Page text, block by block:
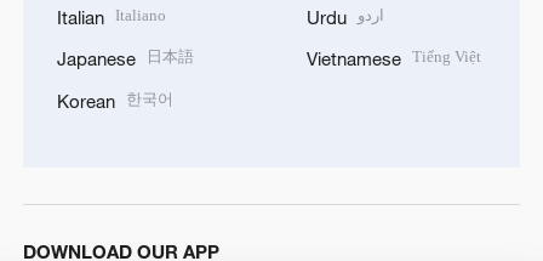
Italian Italiano
Japanese 日本語
Korean 한국어
Urdu اردو
Vietnamese Tiếng Việt
DOWNLOAD OUR APP